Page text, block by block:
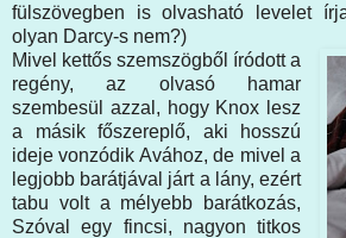
fülszövegben is olvasható levelet
olyan Darcy-s nem?)
Mivel kettős szemszögből íródott a
regény, az olvasó hamar
szembesül azzal, hogy Knox lesz
a másik főszereplő, aki hosszú
ideje vonzódik Avához, de mivel a
legjobb barátjával járt a lány, ezért
tabu volt a mélyebb barátkozás,
Szóval egy fincsi, nagyon titkos